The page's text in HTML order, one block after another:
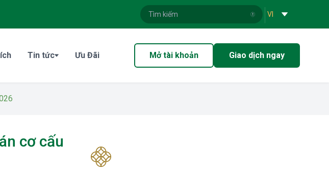
VI
Tin tức Ưu Đãi Mở tài khoản Giao dịch ngay
cơ cấu